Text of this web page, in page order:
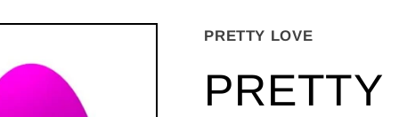
PRETTY LOVE
PRETTY